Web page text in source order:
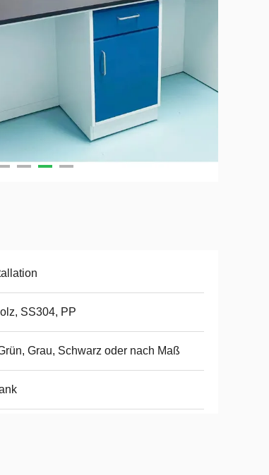
SS304, PP
Grau, Schwarz oder nach Maß